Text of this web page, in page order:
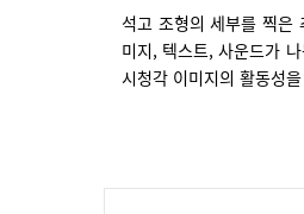
석고 조형의 세부를 찍은
미지, 텍스트, 사운드가
시청각 이미지의 활동성